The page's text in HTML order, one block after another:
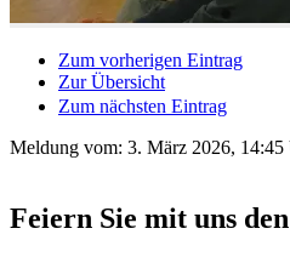
Zum vorherigen Eintrag
Zur Übersicht
Zum nächsten Eintrag
Meldung vom: 3. März 2026, 14:45
Feiern Sie mit uns